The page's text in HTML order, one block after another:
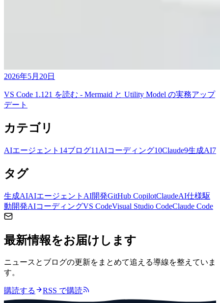
2026年5月20日
VS Code 1.121 を読む - Mermaid と Utility Model の実務アップ
デート
カテゴリ
AIエージェント 14ブログ11 AIコーディング10Claude9生成AI7
タグ
生成AIAIエージェント AI開発GitHub CopilotClaudeAI仕様駆
動開発AIコーディングVS CodeVisual Studio CodeClaude Code
最新情報をお届けします
ニュースとブログの更新をまとめて追える導線を整えていま
す。
購読する RSS で購読